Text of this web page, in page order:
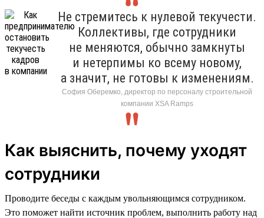
Не стремитесь к нулевой текучести.
Коллективы, где сотрудники
не меняются, обычно замкнуты
и нетерпимы ко всему новому,
а значит, не готовы к изменениям.
София Оберемко, директор по персоналу строительной
компании XSA Ramps
Как выяснить, почему уходят
сотрудники
Проводите беседы с каждым увольняющимся сотрудником.
Это поможет найти источник проблем, выполнить работу над